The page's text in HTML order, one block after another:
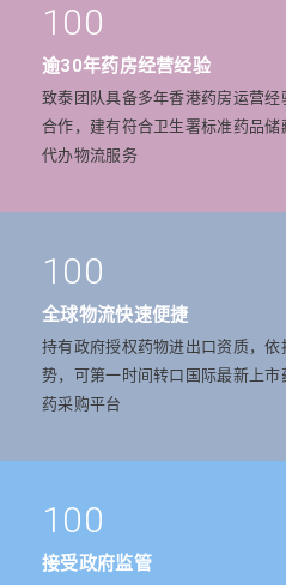
100
逾30年药房经营经验
致泰团队具备多年香港药房运营
合作，建有符合卫生署标准药品
代办物流服务
100
全球物流快速便捷
持有政府授权药物进出口资质，
势，可第一时间转口国际最新上
药采购平台
100
接受政府监管